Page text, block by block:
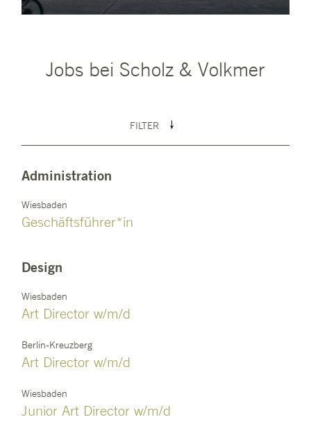
Jobs bei Scholz & Volkmer
FILTER
Administration
Wiesbaden
Geschäftsführer*in
Design
Wiesbaden
Art Director w/m/d
Berlin-Kreuzberg
Art Director w/m/d
Wiesbaden
Junior Art Director w/m/d